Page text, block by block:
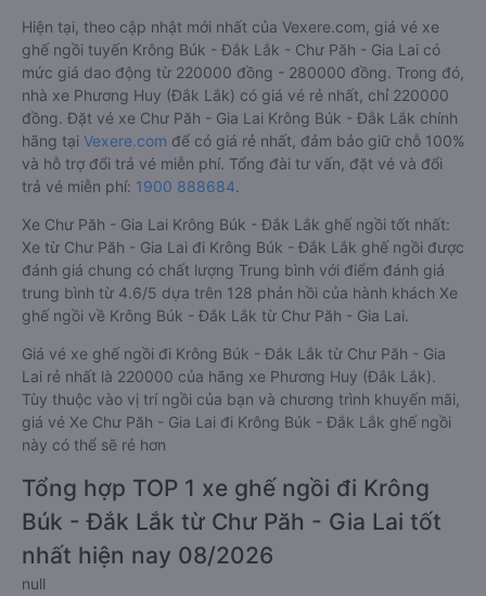
Hiện tại, theo cập nhật mới nhất của Vexere.com, giá vé xe
ghế ngồi tuyến Krông Búk - Đắk Lắk - Chư Păh - Gia Lai có
mức giá dao động từ 220000 đồng - 280000 đồng. Trong đó,
nhà xe Phương Huy (Đắk Lắk) có giá vé rẻ nhất, chỉ 220000
đồng. Đặt vé xe Chư Păh - Gia Lai Krông Búk - Đắk Lắk chính
hãng tại Vexere.com để có giá rẻ nhất, đảm bảo giữ chỗ 100%
và hỗ trợ đổi trả vé miễn phí. Tổng đài tư vấn, đặt vé và đổi
trả vé miễn phí: 1900 888684.
Xe Chư Păh - Gia Lai Krông Búk - Đắk Lắk ghế ngồi tốt nhất:
Xe từ Chư Păh - Gia Lai đi Krông Búk - Đắk Lắk ghế ngồi được
đánh giá chung có chất lượng Trung bình với điểm đánh giá
trung bình từ 4.6/5 dựa trên 128 phản hồi của hành khách Xe
ghế ngồi về Krông Búk - Đắk Lắk từ Chư Păh - Gia Lai.
Giá vé xe ghế ngồi đi Krông Búk - Đắk Lắk từ Chư Păh - Gia
Lai rẻ nhất là 220000 của hãng xe Phương Huy (Đắk Lắk).
Tùy thuộc vào vị trí ngồi của bạn và chương trình khuyến mãi,
giá vé Xe Chư Păh - Gia Lai đi Krông Búk - Đắk Lắk ghế ngồi
này có thể sẽ rẻ hơn
Tổng hợp TOP 1 xe ghế ngồi đi Krông
Búk - Đắk Lắk từ Chư Păh - Gia Lai tốt
nhất hiện nay 08/2026
null